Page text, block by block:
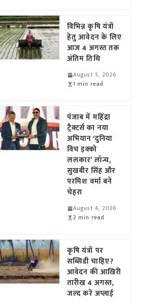
विभिन्न कृषि यंत्रों
हेतु आवेदन के लिए
आज 4 अगस्त तक
अंतिम तिथि
August 5, 2026
1 min read
पंजाब में महिंद्रा
ट्रैक्टर्स का नया
अभियान ‘दुनिया
विच इक्को
ललकार’ लॉन्च,
सुखबीर सिंह और
परमिश वर्मा बने
चेहरा
August 4, 2026
2 min read
कृषि यंत्रों पर
सब्सिडी चाहिए?
आवेदन की आखिरी
तारीख 4 अगस्त,
जल्द करें अप्लाई